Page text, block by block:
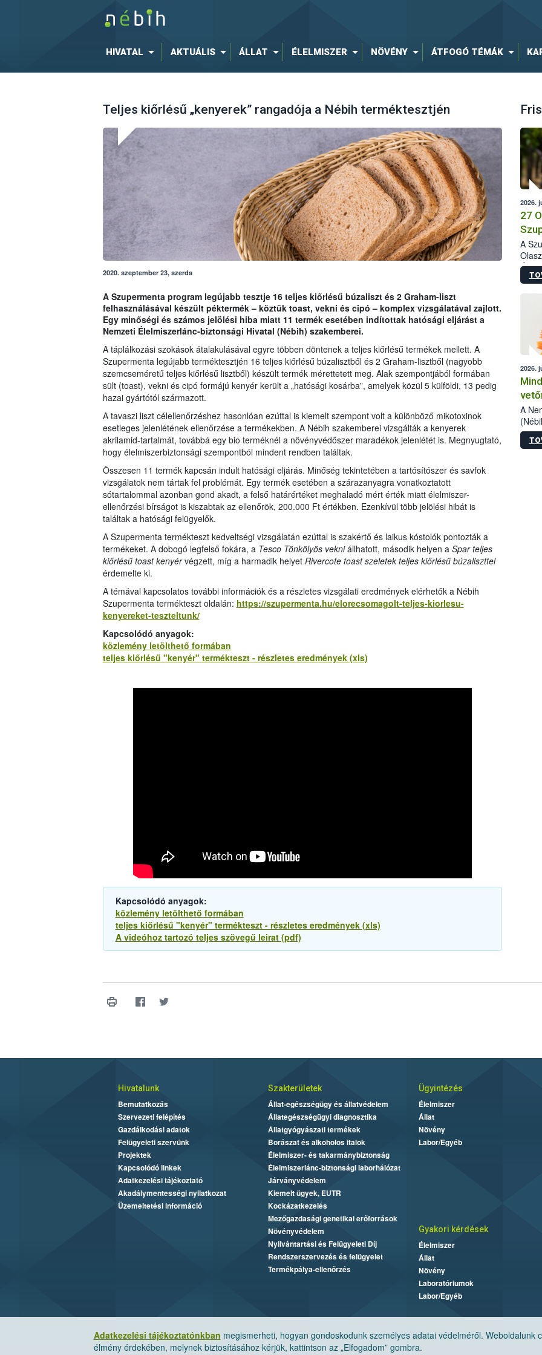
HIVATAL AKTUÁLIS ÁLLAT ÉLELMISZER NÖVÉNY ÁTFOGÓ TÉMÁK
Teljes kiőrlésű „kenyerek” rangadója a Nébih terméktesztjén
2020. szeptember 23, szerda
A Szupermenta program legújabb tesztje 16 teljes kiőrlésű búzaliszt és 2 Graham-liszt
felhasználásával készült péktermék – köztük toast, vekni és cipó – komplex vizsgálatával zajlott.
Egy minőségi és számos jelölési hiba miatt 11 termék esetében indítottak hatósági eljárást a
Nemzeti Élelmiszerlánc-biztonsági Hivatal (Nébih) szakemberei.
A táplálkozási szokások átalakulásával egyre többen döntenek a teljes kiőrlésű termékek mellett. A
Szupermenta legújabb terméktesztjén 16 teljes kiőrlésű búzalisztből és 2 Graham-lisztből (nagyobb
szemcseméretű teljes kiőrlésű lisztből) készült termék mérettetett meg. Alak szempontjából formában
sült (toast), vekni és cipó formájú kenyér került a „hatósági kosárba”, amelyek közül 5 külföldi, 13 pedig
hazai gyártótól származott.
A tavaszi liszt célellenőrzéshez hasonlóan ezúttal is kiemelt szempont volt a különböző mikotoxinok
esetleges jelenlétének ellenőrzése a termékekben. A Nébih szakemberei vizsgálták a kenyerek
akrilamid-tartalmát, továbbá egy bio terméknél a növényvédőszer maradékok jelenlétét is. Megnyugtató,
hogy élelmiszerbiztonsági szempontból mindent rendben találtak.
Összesen 11 termék kapcsán indult hatósági eljárás. Minőség tekintetében a tartósítószer és savfok
vizsgálatok nem tártak fel problémát. Egy termék esetében a szárazanyagra vonatkoztatott
sótartalommal azonban gond akadt, a felső határértéket meghaladó mért érték miatt élelmiszer-
ellenőrzési bírságot is kiszabtak az ellenőrök, 200.000 Ft értékben. Ezenkívül több jelölési hibát is
találtak a hatósági felügyelők.
A Szupermenta termékteszt kedveltségi vizsgálatán ezúttal is szakértő és laikus kóstolók pontozták a
termékeket. A dobogó legfelső fokára, a Tesco Tönkölyös vekniállhatott, második helyen a Spar teljes
kiőrlésű toast kenyérvégzett, míg a harmadik helyet Rivercote toast szeletek teljes kiőrlésű búzaliszttel
érdemelte ki.
A témával kapcsolatos további információk és a részletes vizsgálati eredmények elérhetők a Nébih
Szupermenta termékteszt oldalán: https://szupermenta.hu/elorecsomagolt-teljes-kiorlesu-
kenyereket-teszteltunk/
Kapcsolódó anyagok:
közlemény letölthető formában
teljes kiőrlésű "kenyér" termékteszt - részletes eredmények (xls)
Kapcsolódó anyagok:
közlemény letölthető formában
teljes kiőrlésű "kenyér" termékteszt - részletes eredmények (xls)
A videóhoz tartozó teljes szövegű leirat (pdf)
2026.
27
A
2026.
A
Adatkezelési tájékoztatónkban megismerheti, hogyan gondoskodunk személyes adatai védelméről. Weboldalunk
élmény érdekében, melynek biztosításához kérjük, kattintson az „Elfogadom” gombra.
Hivatalunk
Bemutatkozás
Szervezeti felépítés
Gazdálkodási adatok
Felügyeleti szervünk
Projektek
Kapcsolódó linkek
Adatkezelési tájékoztató
Akadálymentességi nyilatkozat
Üzemeltetési információ
Szakterületek
Állat-egészségügy és állatvédelem
Állategészségügyi diagnosztika
Állatgyógyászati termékek
Borászat és alkoholos italok
Élelmiszer- és takarmánybiztonság
Élelmiszerlánc-biztonsági laborhálózat
Járványvédelem
Kiemelt ügyek, EUTR
Kockázatkezelés
Mezőgazdasági genetikai erőforrások
Növényvédelem
Nyilvántartási és Felügyeleti Díj
Rendszerszervezés és felügyelet
Termékpálya-ellenőrzés
Ügyintézés
Élelmiszer
Állat
Növény
Labor/Egyéb
Gyakori kérdések
Élelmiszer
Állat
Növény
Laboratóriumok
Labor/Egyéb